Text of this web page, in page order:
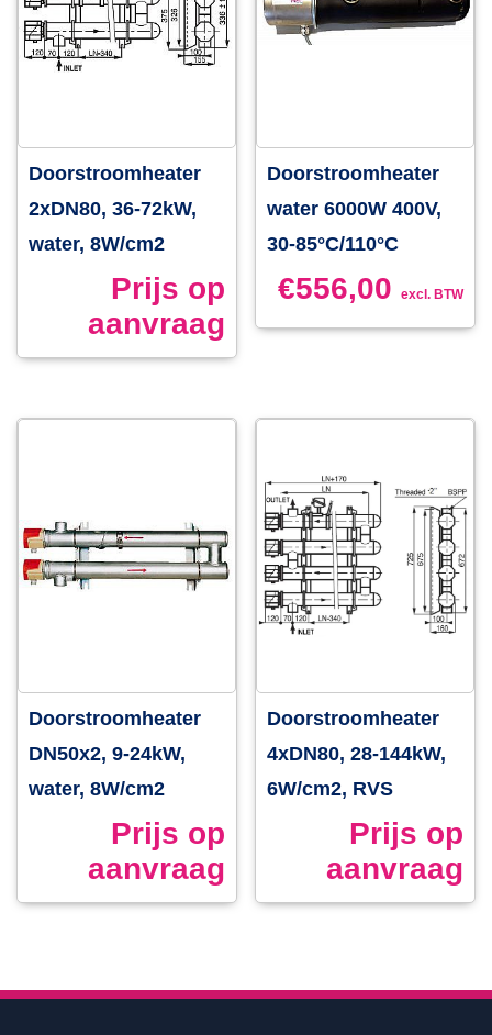
Doorstroomheater
2xDN80, 36-72kW,
water, 8W/cm2
Prijs op
aanvraag
Doorstroomheater
water 6000W 400V,
30-85°C/110°C
€556,00 excl. BTW
Doorstroomheater
DN50x2, 9-24kW,
water, 8W/cm2
Prijs op
aanvraag
Doorstroomheater
4xDN80, 28-144kW,
6W/cm2, RVS
Prijs op
aanvraag